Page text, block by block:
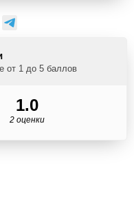
от 1 до 5 баллов
1.0
2 оценки